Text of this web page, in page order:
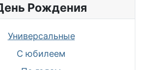
Рождения
Универсальные
С юбилеем